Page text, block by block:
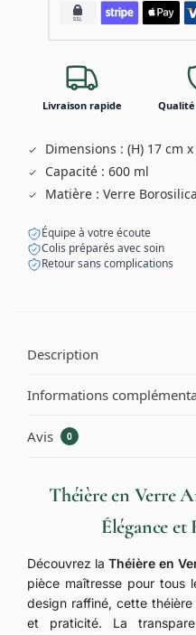
Livraison rapide
Dimensions : (H) 17 cm
Capacité : 600 ml
Matière : Verre
Équipe à votre écoute
Colis préparés avec soin
Retour sans complications
Description
Informations
Avis 0
Théière en Verre
Élégance
Découvrez la Théière en
pièce maîtresse pour tous
design raffiné, cette
et praticité. La